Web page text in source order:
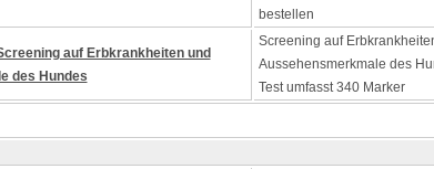
bestellen
auf Erbkrankheiten und
des Hundes
Screening auf
Aussehensmerkmale des
Test umfasst 340 Marker